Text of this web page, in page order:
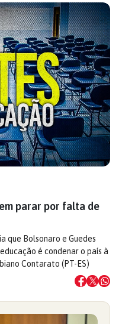
parar por falta de
que Bolsonaro e Guedes
é condenar o país à
Contarato (PT-ES)